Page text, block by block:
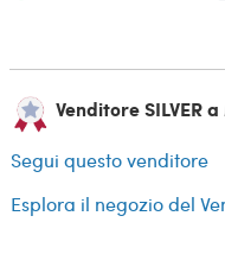
Venditore SILVER
Segui questo venditore
Esplora il negozio del